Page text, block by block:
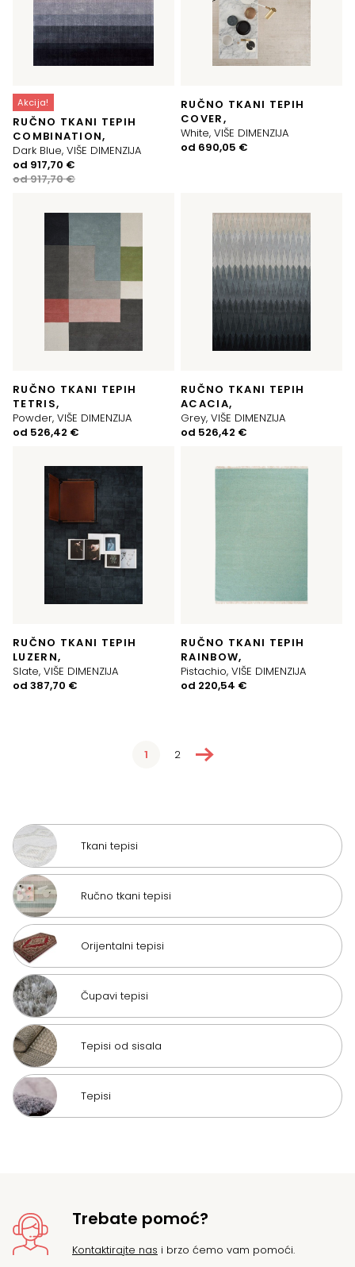
Akcija!
RUČNO TKANI TEPIH
COMBINATION,
Dark Blue, VIŠE DIMENZIJA
od917,70€
Izvorna
cijena
od 917,70 €
Trenutna
cijena
RUČNO TKANI TEPIH
COVER,
White, VIŠE DIMENZIJA
od 690,05 €
RUČNO TKANI TEPIH
TETRIS,
Powder, VIŠE DIMENZIJA
od 526,42 €
RUČNO TKANI TEPIH
ACACIA,
Grey, VIŠE DIMENZIJA
od 526,42 €
RUČNO TKANI TEPIH
LUZERN,
Slate, VIŠE DIMENZIJA
od 387,70 €
RUČNO TKANI TEPIH
RAINBOW,
Pistachio, VIŠE DIMENZIJA
od 220,54 €
1 2→
Tkani tepisi
Ručno tkani tepisi
Orijentalni tepisi
Čupavi tepisi
Tepisi od sisala
Tepisi
Trebate pomoć?
Kontaktirajte nas i brzo ćemo vam pomoći.